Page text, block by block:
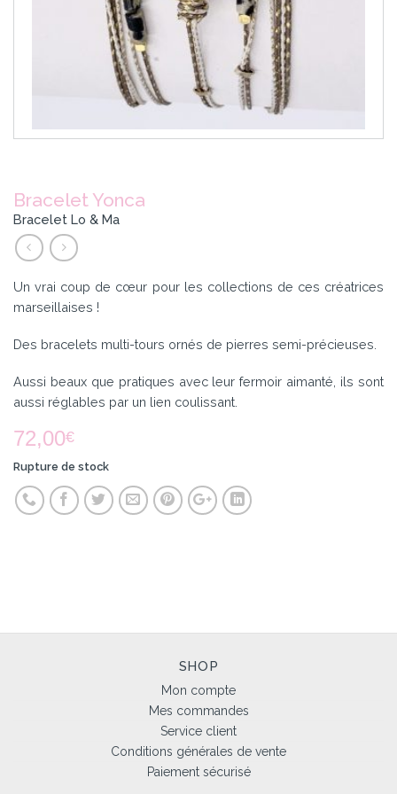
Bracelet Yonca
Bracelet Lo & Ma
Un vrai coup de cœur pour les collections de ces créatrices
marseillaises !
Des bracelets multi-tours ornés de pierres semi-précieuses.
Aussi beaux que pratiques avec leur fermoir aimanté, ils sont
aussi réglables par un lien coulissant.
72,00€
Rupture de stock
SHOP
Mon compte
Mes commandes
Service client
Conditions générales de vente
Paiement sécurisé